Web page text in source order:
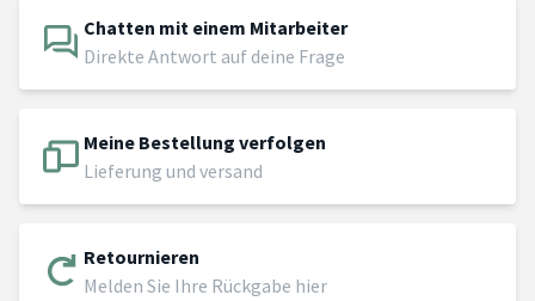
Chatten mit einem Mitarbeiter
Direkte Antwort auf deine Frage
Meine Bestellung verfolgen
Lieferung und versand
Retournieren
Melden Sie Ihre Rückgabe hier